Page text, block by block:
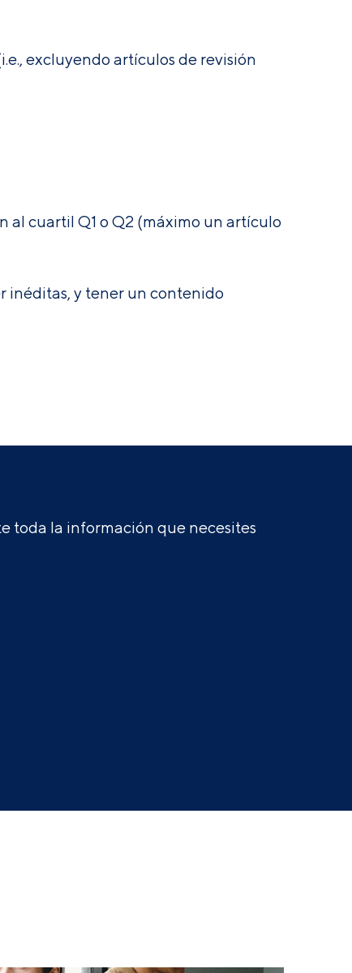
excluyendo artículos de revisión
cuartil Q1 o Q2 (máximo un artículo
inéditas, y tener un contenido
toda la información que necesites